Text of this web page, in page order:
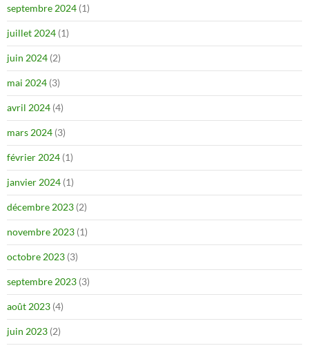
septembre 2024 (1)
juillet 2024 (1)
juin 2024 (2)
mai 2024 (3)
avril 2024 (4)
mars 2024 (3)
février 2024 (1)
janvier 2024 (1)
décembre 2023 (2)
novembre 2023 (1)
octobre 2023 (3)
septembre 2023 (3)
août 2023 (4)
juin 2023 (2)